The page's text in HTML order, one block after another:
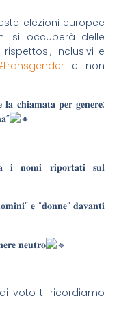
elezioni europee
si occuperà delle
inclusivi e
e non
𝐥𝐚 𝐜𝐡𝐢𝐚𝐦𝐚𝐭𝐚 𝐩𝐞𝐫 𝐠𝐞𝐧𝐞𝐫𝐞:
𝐢 𝐧𝐨𝐦𝐢 𝐫𝐢𝐩𝐨𝐫𝐭𝐚𝐭𝐢 𝐬𝐮𝐥
𝐞 “𝐝𝐨𝐧𝐧𝐞” 𝐝𝐚𝐯𝐚𝐧𝐭𝐢
𝐧𝐞𝐮𝐭𝐫𝐨
voto ti ricordiamo